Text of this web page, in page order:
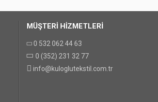
MÜŞTERİ HİZMETLERİ
0 532 062 44 63
0 (352) 231 32 77
info@kuloglutekstil.com.tr